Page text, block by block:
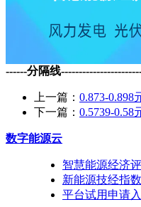
------分隔线
上一篇： 0.873-
下一篇： 0.5739-
数字能源云
智慧能源经济
新能源技经指
平台试用申请